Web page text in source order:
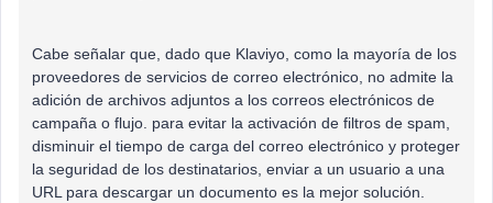
Cabe señalar que, dado que Klaviyo, como la mayoría de los
proveedores de servicios de correo electrónico, no admite la
adición de archivos adjuntos a los correos electrónicos de
campaña o flujo. para evitar la activación de filtros de spam,
disminuir el tiempo de carga del correo electrónico y proteger
la seguridad de los destinatarios, enviar a un usuario a una
URL para descargar un documento es la mejor solución.